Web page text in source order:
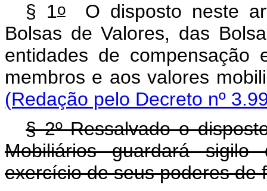
§ 1oO disposto neste
Bolsas de Valores, das
entidades de
membros e aos valores
(Redação pelo Decreto nº
§ 2º Ressalvado o
Mobiliários guardará
exercício de seus poderes de